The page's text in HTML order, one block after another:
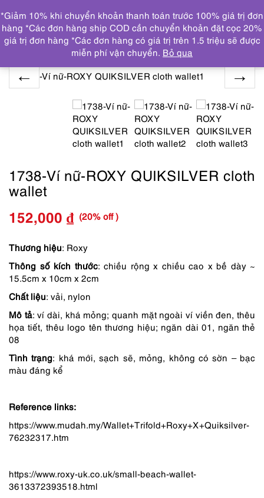
DANH MỤC
Trang chủ TOÀN BỘ SẢN PHẨM
1738-Ví nữ-ROXY
QUIKSILVER cloth wallet
1738-Ví nữ-ROXY QUIKSILVER cloth
wallet
Giá
gốc
là:
152,000 ₫
Giá
hiện
tại
(20% off )
Thương hiệu: Roxy
Thông số kích thước: chiều rộng x chiều cao x bề dày ~
15.5cm x 10cm x 2cm
Chất liệu: vải, nylon
Mô tả: ví dài, khá mỏng; quanh mặt ngoài ví viền đen, thêu
họa tiết, thêu logo tên thương hiệu; ngăn dài 01, ngăn thẻ
08
Tình trạng: khá mới, sạch sẽ, mỏng, không có sờn – bạc
màu đáng kể
Reference links:
https://www.mudah.my/Wallet+Trifold+Roxy+X+Quiksilver-
76232317.htm
https://www.roxy-uk.co.uk/small-beach-wallet-
3613372393518.html
*Giảm 10% khi chuyển khoản thanh toán trước 100% giá trị đơn
hàng *Các đơn hàng ship COD cần chuyển khoản đặt cọc 20%
giá trị đơn hàng *Các đơn hàng có giá trị trên 1.5 triệu sẽ được
miễn phí vận chuyển. Bỏ qua